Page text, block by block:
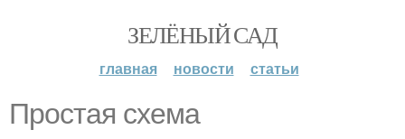
ЗЕЛЁНЫЙ САД
главная новости статьи
Простая схема